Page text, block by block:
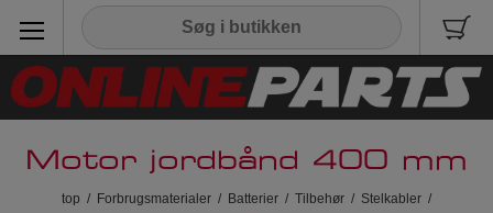
Motor jordbånd 400 mm
top / Forbrugsmaterialer / Batterier / Tilbehør / Stelkabler /